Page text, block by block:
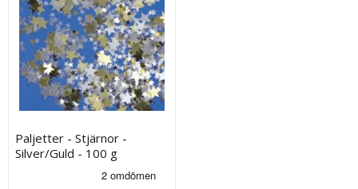
Paljetter - Stjärnor -
Silver/Guld - 100 g